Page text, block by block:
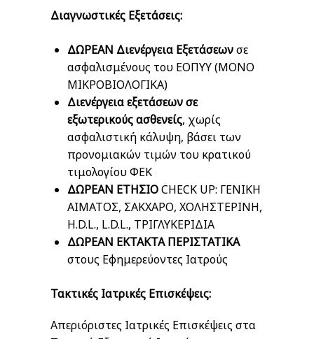
Διαγνωστικές Εξετάσεις:
ΔΩΡΕΑΝ Διενέργεια Εξετάσεωνσε
ασφαλισμένους του ΕΟΠΥΥ (MONO
MIΚΡΟΒΙΟΛΟΓΙΚΑ)
Διενέργεια εξετάσεων σε
εξωτερικούς ασθενείς, χωρίς
ασφαλιστική κάλυψη, βάσει των
προνομιακών τιμών του κρατικού
τιμολογίου ΦΕΚ
ΔΩΡΕΑΝ ΕΤΗΣΙΟCHECK UP: ΓΕΝΙΚΗ
ΑΙΜΑΤΟΣ, ΣΑΚΧΑΡΟ, ΧΟΛΗΣΤΕΡΙΝΗ,
H.D.L., L.D.L., ΤΡΙΓΛΥΚΕΡΙΔΙΑ
ΔΩΡΕΑΝ ΕΚΤΑΚΤΑ ΠΕΡΙΣΤΑΤΙΚΑ
στους Εφημερεύοντες Ιατρούς
Τακτικές Ιατρικές Επισκέψεις:
Απεριόριστες Ιατρικές Επισκέψεις στα